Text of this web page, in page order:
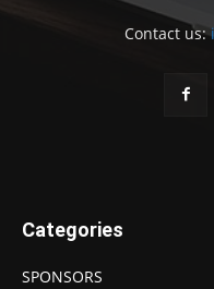
Contact us:
Categories
SPONSORS